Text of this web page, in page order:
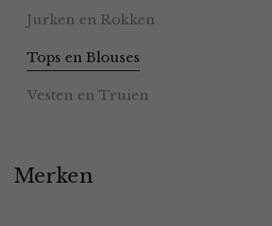
Jurken en Rokken
Tops en Blouses
Vesten en Truien
Merken